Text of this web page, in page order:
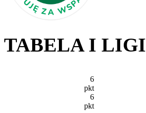
TABELA I LIGI
6
pkt
6
pkt